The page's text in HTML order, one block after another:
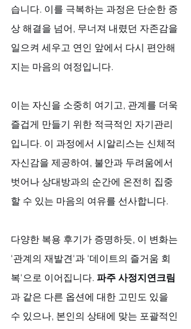
습니다. 이를 극복하는 과정은 단순한 증
상 해결을 넘어, 무너져 내렸던 자존감을
일으켜 세우고 연인 앞에서 다시 편안해
지는 마음의 여정입니다.
이는 자신을 소중히 여기고, 관계를 더욱
즐겁게 만들기 위한 적극적인 자기관리
입니다. 이 과정에서 시알리스는 신체적
자신감을 제공하여, 불안과 두려움에서
벗어나 상대방과의 순간에 온전히 집중
할 수 있는 마음의 여유를 선사합니다.
다양한 복용 후기가 증명하듯, 이 변화는
'관계의 재발견'과 '데이트의 즐거움 회
복'으로 이어집니다. 파주 사정지연크림
과 같은 다른 옵션에 대한 고민도 있을
수 있으나, 본인의 상태에 맞는 포괄적인